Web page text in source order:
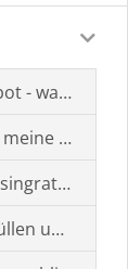
- was muss
um einen